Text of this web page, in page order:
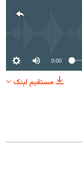
No
0:00
مستقیم لېنک